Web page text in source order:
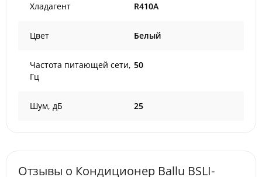
Хладагент R410A
Цвет Белый
Частота питающей сети,
Гц
50
Шум, дБ 25
Отзывы о Кондиционер Ballu BSLI-